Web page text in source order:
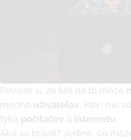
Poviete si, že kto na to môže
mnoho užívateľov , ktorí nie
týka počítačov a internetu
Ako sa brániť? Jediné, čo